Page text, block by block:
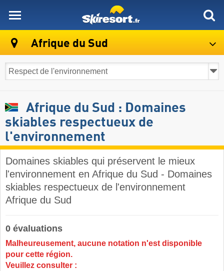
Afrique du Sud
Afrique du Sud : Domaines
skiables respectueux de
l'environnement
Domaines skiables qui préservent le mieux
l'environnement en Afrique du Sud - Domaines
skiables respectueux de l'environnement
Afrique du Sud
0 évaluations
Malheureusement, aucune notation n'est disponible
pour cette région.
Veuillez consulter :